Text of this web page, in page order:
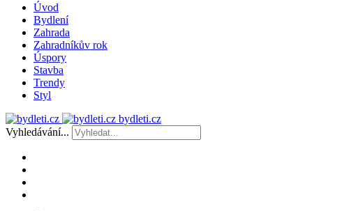
Úvod
Bydlení
Zahrada
Zahradníkův rok
Úspory
Stavba
Trendy
Styl
bydleti.cz
Vyhledávání...